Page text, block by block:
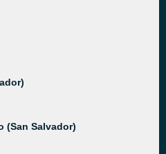
(San Salvador)